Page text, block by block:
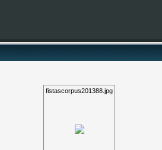
fistascorpus201388.jpg